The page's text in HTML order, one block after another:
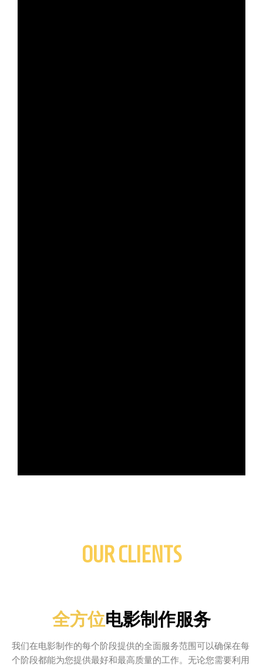
OUR CLIENTS
全方位电影制作服务
我们在电影制作的每个阶段提供的全面服务范围可以确保在每
个阶段都能为您提供最好和最高质量的工作。无论您需要利用